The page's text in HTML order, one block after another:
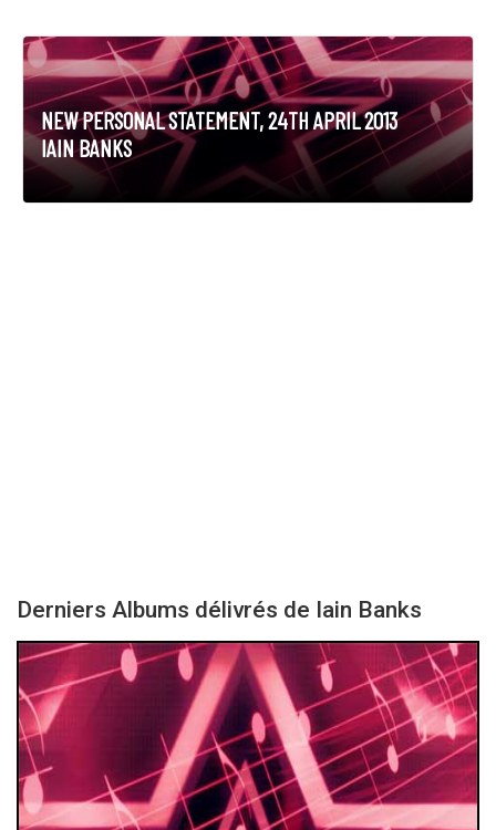
NEW PERSONAL STATEMENT, 24TH APRIL 2013
IAIN BANKS
Derniers Albums délivrés de Iain Banks